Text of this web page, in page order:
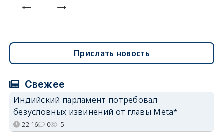
Прислать новость
Свежее
Индийский парламент потребовал
безусловных извинений от главы Meta*
22:16 0 5